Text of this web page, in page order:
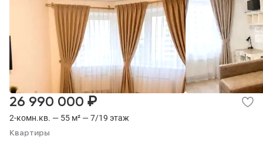
2-комн.кв. — 55 м² — 7/19 этаж
Квартиры
26 990 000 ₽